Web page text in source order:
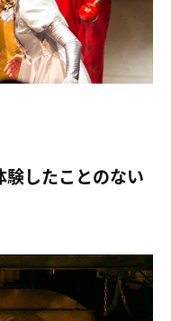
したことのない